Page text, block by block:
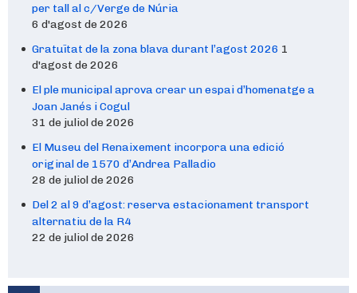
per tall al c/Verge de Núria
6 d'agost de 2026
Gratuïtat de la zona blava durant l’agost 2026 1
d'agost de 2026
El ple municipal aprova crear un espai d’homenatge a
Joan Janés i Cogul
31 de juliol de 2026
El Museu del Renaixement incorpora una edició
original de 1570 d’Andrea Palladio
28 de juliol de 2026
Del 2 al 9 d’agost: reserva estacionament transport
alternatiu de la R4
22 de juliol de 2026